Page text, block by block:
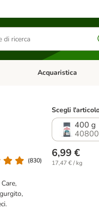
Categoria: Piccoli animali
Apri Menu Categoria:
Acquaristica
(830)
Scegli
400 g
6,99 €
17,47 € / kg